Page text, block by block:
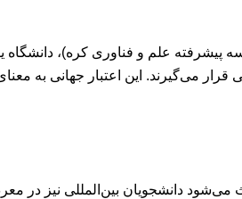
قرار می‌گیرند. این اعتبار جهانی به
دانشجویان بین‌المللی نیز در